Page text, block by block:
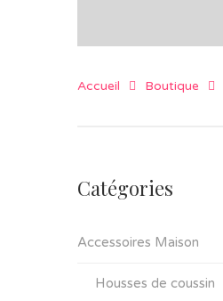
Accueil Boutique
Catégories
Accessoires Maison
Housses de coussin